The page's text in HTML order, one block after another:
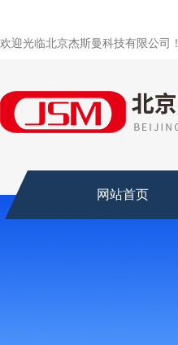
欢迎光临北京杰斯曼科技有限公司！
网站首页